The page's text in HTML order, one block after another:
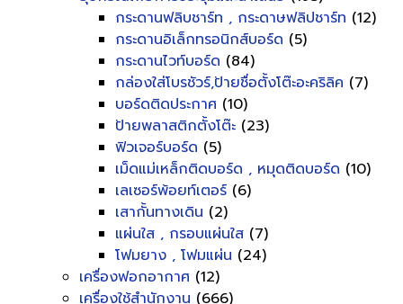
กระดานฟลิบชาร์ท , กระดาษฟลิปชาร์ท (12)
กระดานอิเล็กทรอนิกส์บอร์ด (5)
กระดานไวท์บอร์ด (84)
กล่องใส่โบรชัวร์,ป้ายชื่อตั้งโต๊ะอะคริลิค (7)
บอร์ดติดประกาศ (10)
ป้ายพลาสติกตั้งโต๊ะ (23)
ฟิวเจอร์บอร์ด (5)
เม็ดแม่เหล็กติดบอร์ด , หมุดติดบอร์ด (10)
เลเซอร์พ้อยท์เตอร์ (6)
เสากั้นทางเดิน (2)
แผ่นใส , กรอบแผ่นใส (7)
โฟมยาง , โฟมแผ่น (24)
เครื่องฟอกอากาศ (12)
เครื่องใช้สำนักงาน (666)